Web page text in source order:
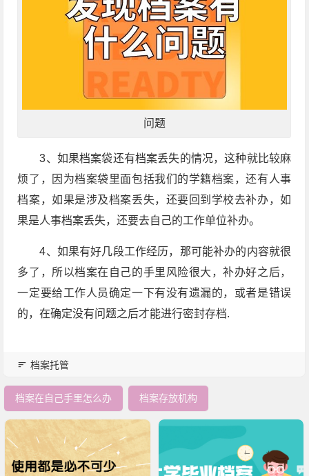
问题
3、如果档案袋还有档案丢失的情况，这种就比较麻
烦了，因为档案袋里面包括我们的学籍档案，还有人事
档案，如果是涉及档案丢失，还要回到学校去补办，如
果是人事档案丢失，还要去自己的工作单位补办。
4、如果有好几段工作经历，那可能补办的内容就很
多了，所以档案在自己的手里风险很大，补办好之后，
一定要给工作人员确定一下有没有遗漏的，或者是错误
的，在确定没有问题之后才能进行密封存档.
档案托管
档案在自己手里怎么办 档案存放机构